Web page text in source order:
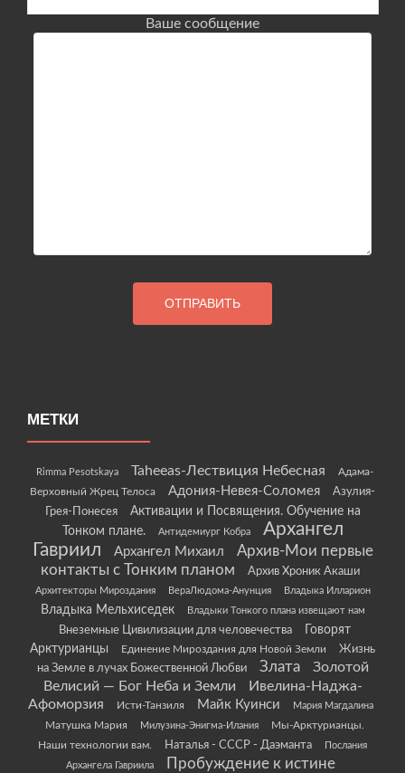
Ваше сообщение
МЕТКИ
Rimma Pesotskaya Taheeas-Лествиция Небесная
Адама-
Верховный Жрец Телоса
Адония-Невея-Соломея
Азулия-
Грея-Понесея
Активации и Посвящения. Обучение на
Тонком плане.
Антидемиург Кобра
Архангел
Гавриил
Архангел Михаил
Архив-Мои первые
контакты с Тонким планом
Архив Хроник Акаши
Архитекторы Мироздания ВераЛюдома-Анунция Владыка Илларион
Владыка Мельхиседек Владыки Тонкого плана извещают нам
Внеземные Цивилизации для человечества
Говорят
Арктурианцы
Единение Мироздания для Новой Земли
Жизнь
на Земле в лучах Божественной Любви
Злата
Золотой
Велисий — Бог Неба и Земли
Ивелина-Наджа-
Афоморзия
Исти-Танзиля Майк Куинси Мария Магдалина
Матушка Мария Милузина-Энигма-Илания
Мы-Арктурианцы.
Наши технологии вам.
Наталья - СССР - Даэманта
Послания
Архангела Гавриила
Пробуждение к истине